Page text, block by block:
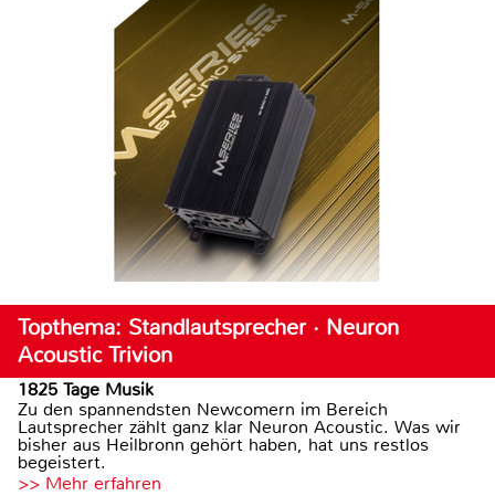
Topthema: Standlautsprecher · Neuron
Acoustic Trivion
1825 Tage Musik
Zu den spannendsten Newcomern im Bereich
Lautsprecher zählt ganz klar Neuron Acoustic. Was wir
bisher aus Heilbronn gehört haben, hat uns restlos
begeistert.
>> Mehr erfahren